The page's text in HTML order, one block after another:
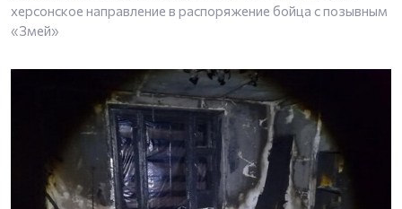
херсонское направление в распоряжение бойца с позывным
«Змей»